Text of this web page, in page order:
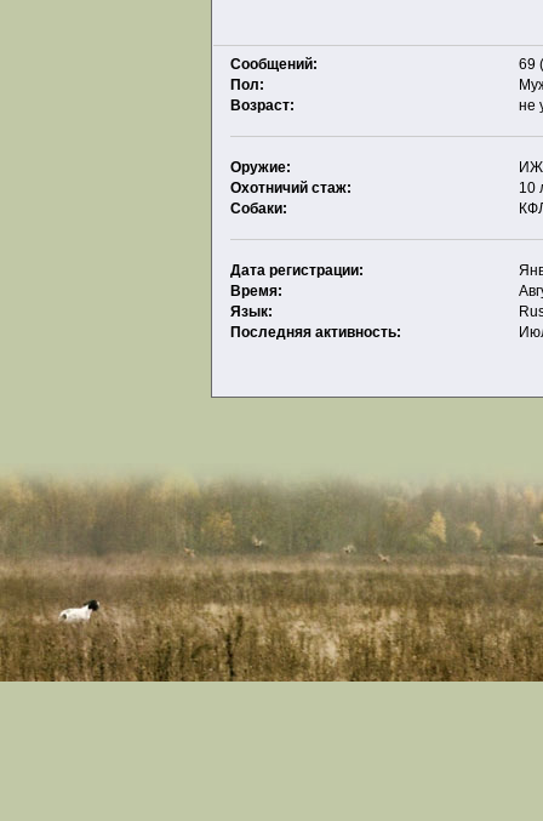
Сообщений:
69
Пол:
Возраст:
не
Оружие:
Охотничий стаж:
10
Собаки:
Дата регистрации:
Время:
Язык:
Последняя активность: